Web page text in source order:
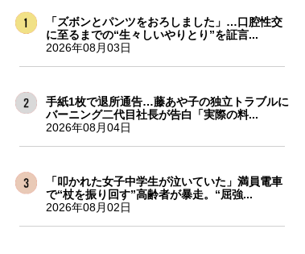
「ズボンとパンツをおろしました」…口腔性交
に至るまでの“生々しいやりとり”を証言...
2026年08月03日
手紙1枚で退所通告…藤あや子の独立トラブルに
バーニング二代目社長が告白「実際の料...
2026年08月04日
「叩かれた女子中学生が泣いていた」満員電車
で“杖を振り回す”高齢者が暴走。“屈強...
2026年08月02日